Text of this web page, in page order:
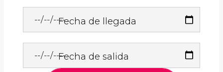
Fecha de llegada
Fecha de salida